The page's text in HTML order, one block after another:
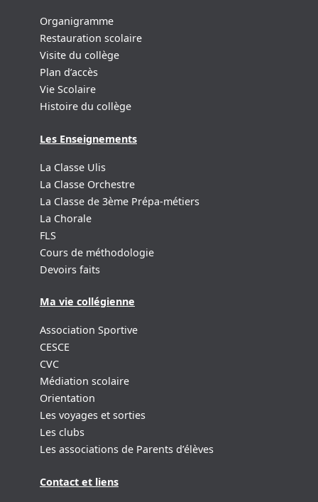
Organigramme
Restauration scolaire
Visite du collège
Plan d’accès
Vie Scolaire
Histoire du collège
Les Enseignements
La Classe Ulis
La Classe Orchestre
La Classe de 3ème Prépa-métiers
La Chorale
FLS
Cours de méthodologie
Devoirs faits
Ma vie collégienne
Association Sportive
CESCE
CVC
Médiation scolaire
Orientation
Les voyages et sorties
Les clubs
Les associations de Parents d’élèves
Contact et liens